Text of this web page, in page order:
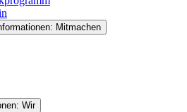
Mitmachen
Wir